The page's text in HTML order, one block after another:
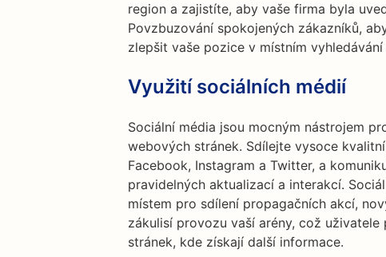
region a zajistíte, aby vaše firma byla
Povzbuzování spokojených zákazníků,
zlepšit vaše pozice v místním
Využití sociálních médií
Sociální média jsou mocným nástrojem
webových stránek. Sdílejte vysoce
Facebook, Instagram a Twitter, a
pravidelných aktualizací a interakcí.
místem pro sdílení propagačních akcí,
zákulisí provozu vaší arény, což
stránek, kde získají další informace.